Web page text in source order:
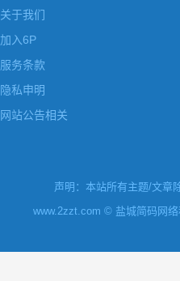
关于我们
加入6P
服务条款
隐私申明
网站公告相关
声明：本站所有主题/文章
www.2zzt.com © 盐城简码网